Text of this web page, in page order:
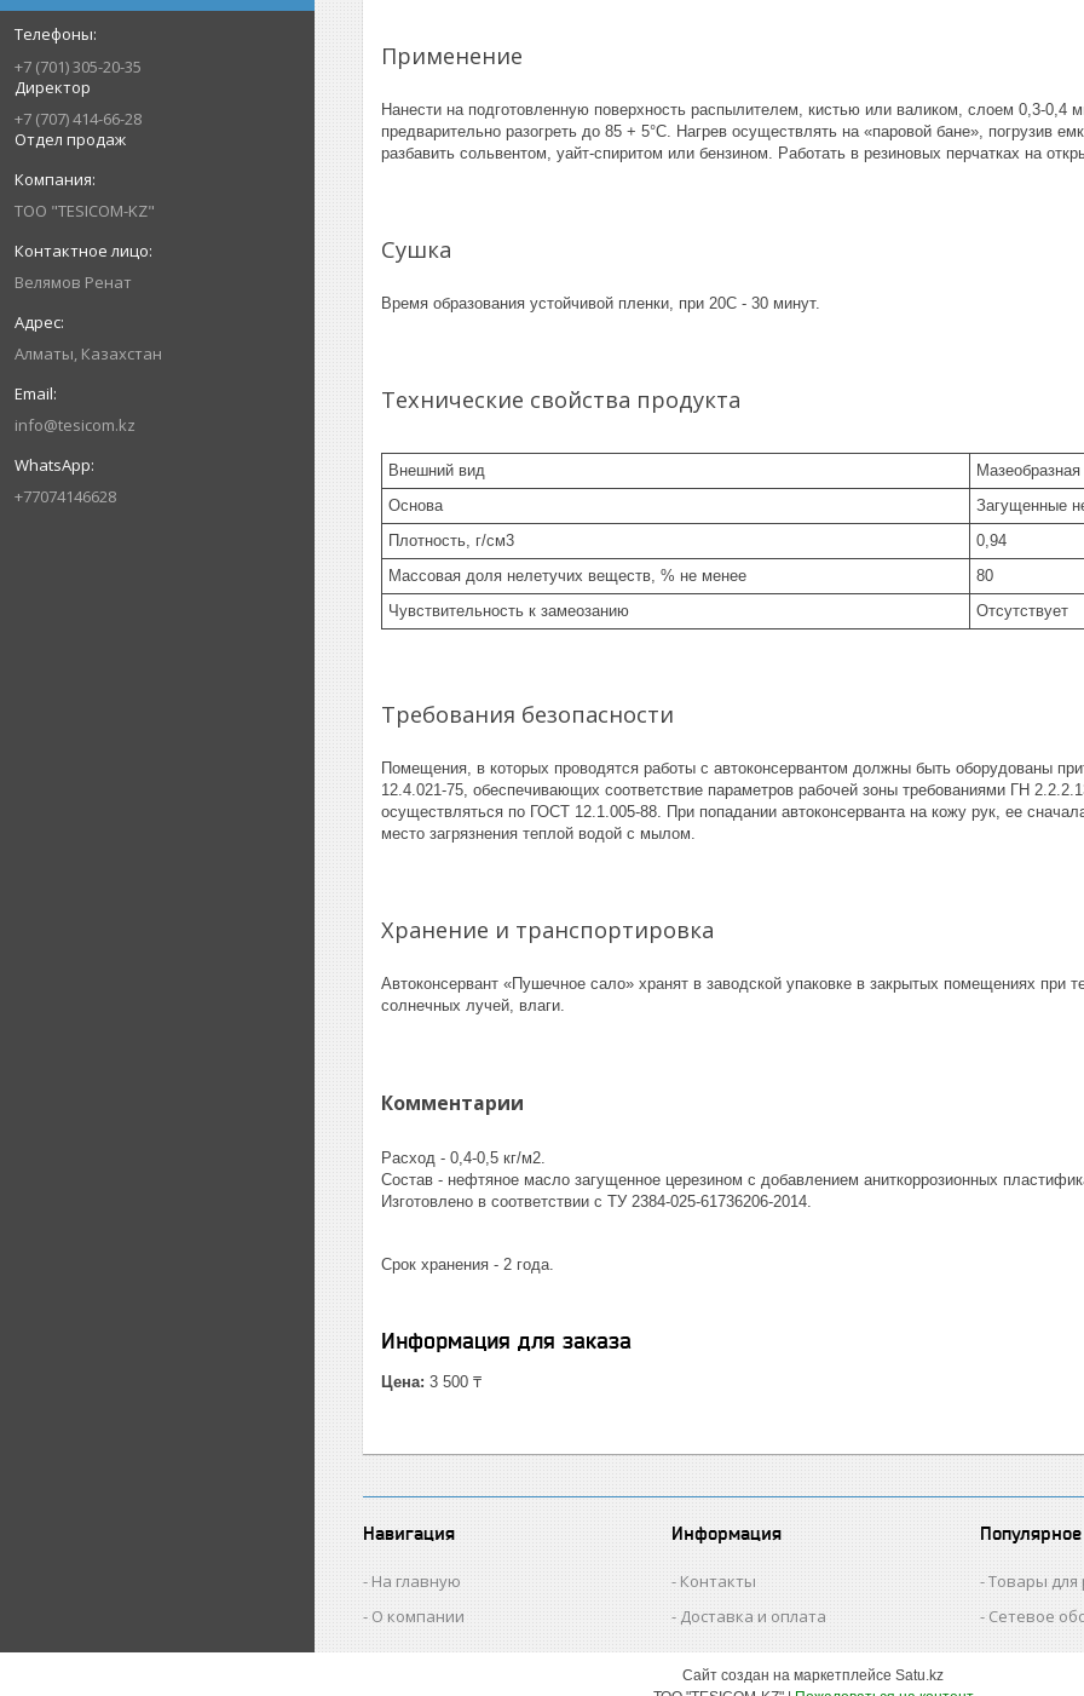
+7 (701) 305-20-35
Директор
+7 (707) 414-66-28
Отдел продаж
ТОО "TESICOM-KZ"
Велямов Ренат
Алматы, Казахстан
info@tesicom.kz
+77074146628
Применение
Нанести на подготовленную поверхность распылителем, кистью или валиком, слоем 0,3-0,4
предварительно разогреть до 85 + 5°С. Нагрев осуществлять на «паровой бане», погрузив
разбавить сольвентом, уайт-спиритом или бензином. Работать в резиновых перчатках на
Сушка
Время образования устойчивой пленки, при 20С - 30 минут.
Технические свойства продукта
Внешний вид
Основа
Загущенные
Плотность, г/см3
0,94
Массовая доля нелетучих веществ, % не менее
80
Чувствительность к замеозанию
Отсутствует
Требования безопасности
Помещения, в которых проводятся работы с автоконсервантом должны быть оборудованы
12.4.021-75, обеспечивающих соответствие параметров рабочей зоны требованиями ГН
осуществляться по ГОСТ 12.1.005-88. При попадании автоконсерванта на кожу рук, ее
место загрязнения теплой водой с мылом.
Хранение и транспортировка
Автоконсервант «Пушечное сало» хранят в заводской упаковке в закрытых помещениях при
солнечных лучей, влаги.
Комментарии
Расход - 0,4-0,5 кг/м2.
Состав - нефтяное масло загущенное церезином с добавлением аниткоррозионных
Изготовлено в соответствии с ТУ 2384-025-61736206-2014.
Срок хранения - 2 года.
Информация для заказа
Цена: 3 500 ₸
Навигация
На главную
О компании
Информация
Контакты
Доставка и оплата
Популярное
Товары для
Сетевое
Сайт создан на маркетплейсе Satu.kz